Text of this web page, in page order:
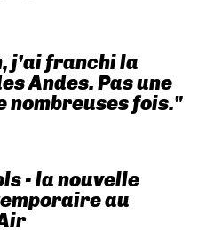
j’ai franchi la
Andes. Pas une
nombreuses fois."
- la nouvelle
au